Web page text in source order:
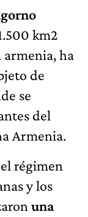
km2
ha
de
se
del
Armenia.
régimen
y los
una